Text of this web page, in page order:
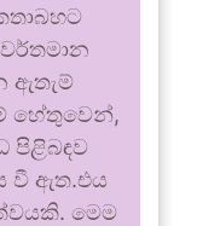
ඇතැම්
හේතුවෙන්,
පිළිබඳව
වී ඇත.එය
මෙම